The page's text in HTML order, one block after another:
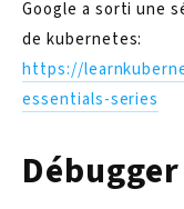
Google a sorti une
de kubernetes:
https://
essentials-series